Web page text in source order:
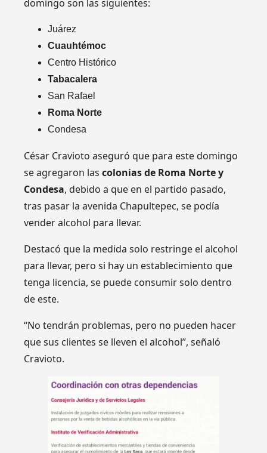
domingo son las siguientes:
Juárez
Cuauhtémoc
Centro Histórico
Tabacalera
San Rafael
Roma Norte
Condesa
César Cravioto aseguró que para este domingo
se agregaron las colonias de Roma Norte y
Condesa, debido a que en el partido pasado,
tras pasar la avenida Chapultepec, se podía
vender alcohol para llevar.
Destacó que la medida solo restringe el alcohol
para llevar, pero si hay un establecimiento que
tenga licencia, se puede consumir solo dentro
de este.
“No tendrán problemas, pero no pueden hacer
que sus clientes se lleven el alcohol”, señaló
Cravioto.